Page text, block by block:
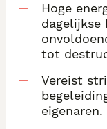
Hoge
dagelijkse
tot
Vereist
eigenaren.